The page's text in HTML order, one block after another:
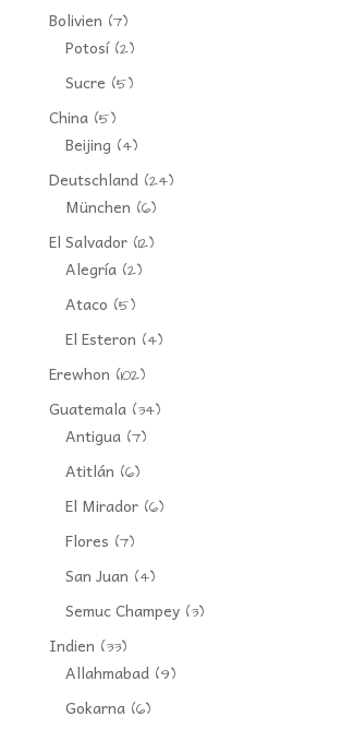
Bolivien (7)
Potosí(2)
Sucre (5)
China(5)
Beijing (4)
Deutschland(24)
München (6)
El Salvador(12)
Alegría(2)
Ataco (5)
El Esteron (4)
Erewhon (102)
Guatemala(34)
Antigua(7)
Atitlán (6)
El Mirador(6)
Flores (7)
San Juan (4)
Semuc Champey(3)
Indien (33)
Allahmabad(9)
Gokarna(6)